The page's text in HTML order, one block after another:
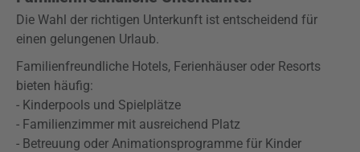
Die Wahl der richtigen Unterkunft ist entscheidend für
einen gelungenen Urlaub.
Familienfreundliche Hotels, Ferienhäuser oder Resorts
bieten häufig:
- Kinderpools und Spielplätze
- Familienzimmer mit ausreichend Platz
- Betreuung oder Animationsprogramme für Kinder